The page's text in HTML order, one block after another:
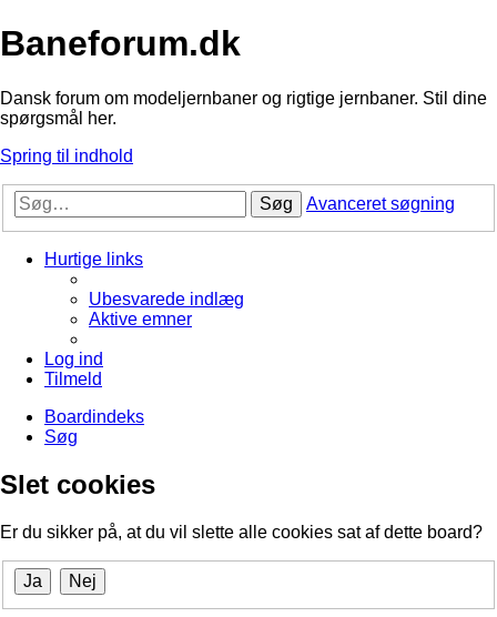
Baneforum.dk
Dansk forum om modeljernbaner og rigtige jernbaner. Stil dine
spørgsmål her.
Spring til indhold
Søg Avanceret søgning
Hurtige links
Ubesvarede indlæg
Aktive emner
Log ind
Tilmeld
Boardindeks
Søg
Slet cookies
Er du sikker på, at du vil slette alle cookies sat af dette board?